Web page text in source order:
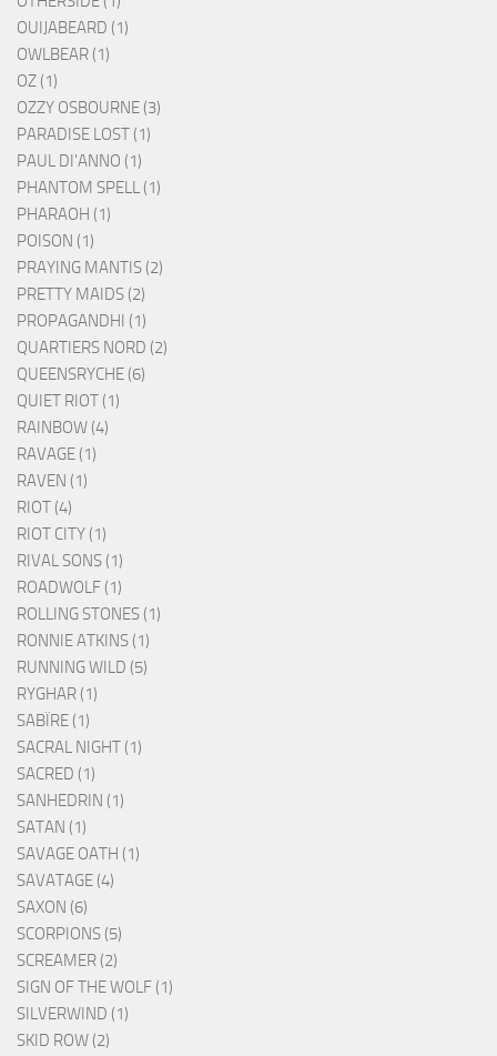
OUIJABEARD (1)
OWLBEAR (1)
OZ (1)
OZZY OSBOURNE (3)
PARADISE LOST (1)
PAUL DI'ANNO (1)
PHANTOM SPELL (1)
PHARAOH (1)
POISON (1)
PRAYING MANTIS (2)
PRETTY MAIDS (2)
PROPAGANDHI (1)
QUARTIERS NORD (2)
QUEENSRYCHE (6)
QUIET RIOT (1)
RAINBOW (4)
RAVAGE (1)
RAVEN (1)
RIOT (4)
RIOT CITY (1)
RIVAL SONS (1)
ROADWOLF (1)
ROLLING STONES (1)
RONNIE ATKINS (1)
RUNNING WILD (5)
RYGHAR (1)
SABÏRE (1)
SACRAL NIGHT (1)
SACRED (1)
SANHEDRIN (1)
SATAN (1)
SAVAGE OATH (1)
SAVATAGE (4)
SAXON (6)
SCORPIONS (5)
SCREAMER (2)
SIGN OF THE WOLF (1)
SILVERWIND (1)
SKID ROW (2)